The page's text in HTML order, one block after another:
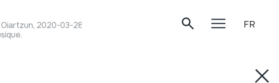
2020-03-28.
FR